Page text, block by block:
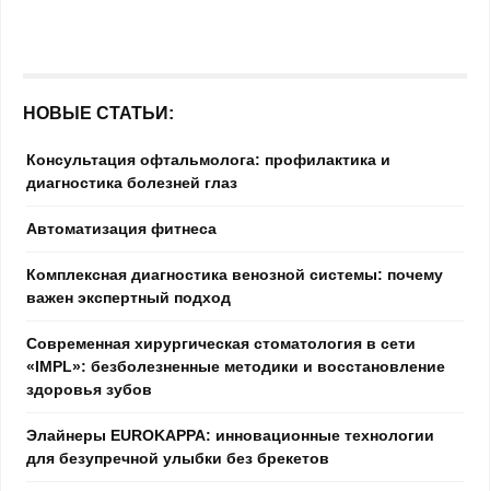
НОВЫЕ СТАТЬИ:
Консультация офтальмолога: профилактика и
диагностика болезней глаз
Автоматизация фитнеса
Комплексная диагностика венозной системы: почему
важен экспертный подход
Современная хирургическая стоматология в сети
«IMPL»: безболезненные методики и восстановление
здоровья зубов
Элайнеры EUROKAPPA: инновационные технологии
для безупречной улыбки без брекетов